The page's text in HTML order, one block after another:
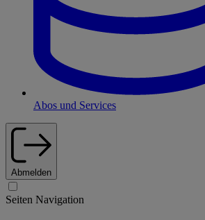
Abos und Services
Abmelden
Seiten Navigation